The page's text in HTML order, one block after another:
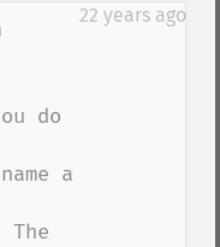
22 years ago
do
a